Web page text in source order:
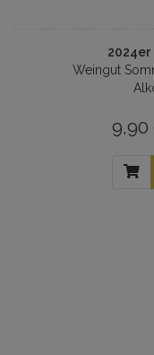
2024er
Weingut
9,90